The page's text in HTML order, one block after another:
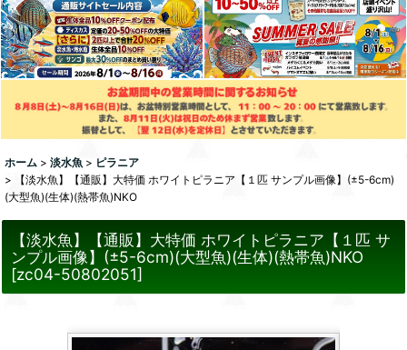
ホーム > 淡水魚 > ピラニア
>
【淡水魚】【通販】大特価 ホワイトピラニア【１匹 サンプル画像】(±5-6cm)
(大型魚)(生体)(熱帯魚)NKO
【淡水魚】【通販】大特価 ホワイトピラニア【１匹 サ
ンプル画像】(±5-6cm)(大型魚)(生体)(熱帯魚)NKO
[zc04-50802051]